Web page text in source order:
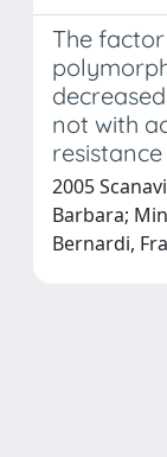
The factor
not with
2005
Barbara;
Bernardi,